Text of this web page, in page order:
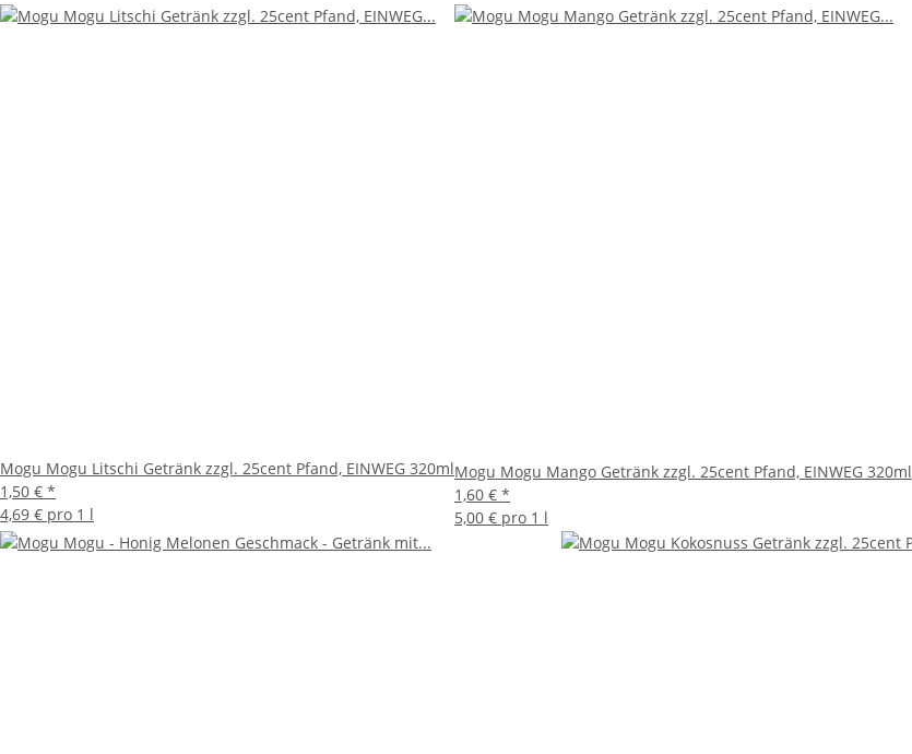
Mogu Mogu Litschi Getränk zzgl. 25cent Pfand, EINWEG 320ml
1,50 € *
4,69 € pro 1 l
Mogu Mogu Mango Getränk zzgl. 25cent Pfand, EINWEG 320ml
1,60 € *
5,00 € pro 1 l